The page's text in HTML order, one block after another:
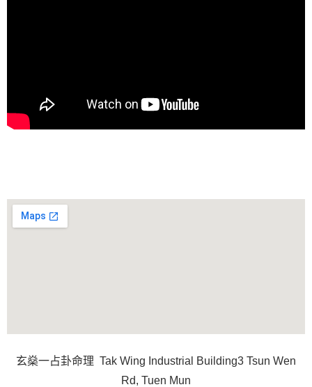
玄燊一占卦命理 Tak Wing Industrial Building3 Tsun Wen
Rd, Tuen Mun